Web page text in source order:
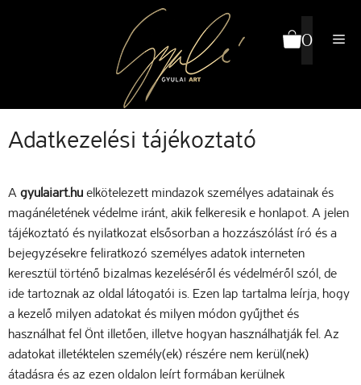
0
Adatkezelési tájékoztató
A gyulaiart.hu elkötelezett mindazok személyes adatainak és
magánéletének védelme iránt, akik felkeresik e honlapot. A jelen
tájékoztató és nyilatkozat elsősorban a hozzászólást író és a
bejegyzésekre feliratkozó személyes adatok interneten
keresztül történő bizalmas kezeléséről és védelméről szól, de
ide tartoznak az oldal látogatói is. Ezen lap tartalma leírja, hogy
a kezelő milyen adatokat és milyen módon gyűjthet és
használhat fel Önt illetően, illetve hogyan használhatják fel. Az
adatokat illetéktelen személy(ek) részére nem kerül(nek)
átadásra és az ezen oldalon leírt formában kerülnek